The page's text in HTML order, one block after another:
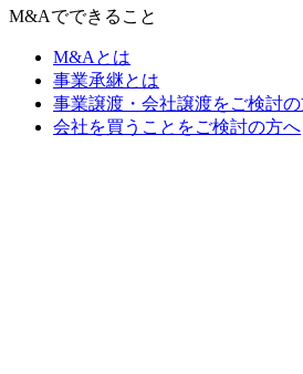
M&Aでできること
M&Aとは
事業承継とは
事業譲渡・会社譲渡をご検討
会社を買うことをご検討の方へ